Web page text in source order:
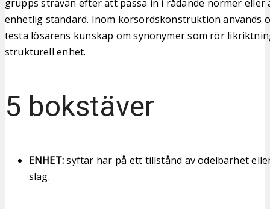
grupps strävan efter att passa in i rådande normer
enhetlig standard. Inom korsordskonstruktion används
testa lösarens kunskap om synonymer som rör
strukturell enhet.
5 bokstäver
ENHET:syftar här på ett tillstånd av odelbarhet
slag.